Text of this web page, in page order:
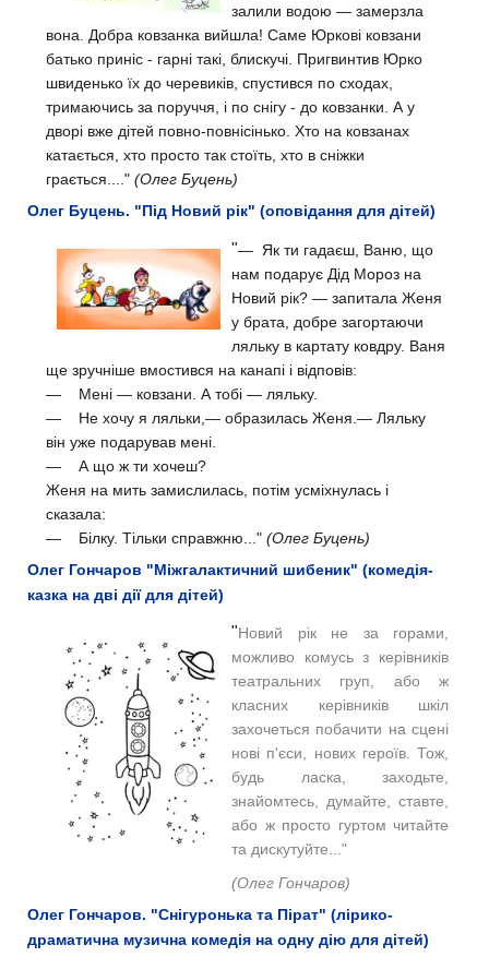
залили водою — замерзла
вона. Добра ковзанка вийшла! Саме Юркові ковзани
батько приніс - гарні такі, блискучі. Пригвинтив Юрко
швиденько їх до черевиків, спустився по сходах,
тримаючись за поруччя, і по снігу - до ковзанки. А у
дворі вже дітей повно-повнісінько. Хто на ковзанах
катається, хто просто так стоїть, хто в сніжки
грається...." (Олег Буцень)
Олег Буцень. "Під Новий рік" (оповідання для дітей)
"— Як ти гадаєш, Ваню, що
нам подарує Дід Мороз на
Новий рік? — запитала Женя
у брата, добре загортаючи
ляльку в картату ковдру. Ваня
ще зручніше вмостився на канапі і відповів:
— Мені — ковзани. А тобі — ляльку.
— Не хочу я ляльки,— образилась Женя.— Ляльку
він уже подарував мені.
— А що ж ти хочеш?
Женя на мить замислилась, потім усміхнулась і
сказала:
— Білку. Тільки справжню..." (Олег Буцень)
Олег Гончаров "Міжгалактичний шибеник" (комедія-
казка на дві дії для дітей)
"Новий рік не за горами,
можливо комусь з керівників
театральних груп, або ж
класних керівників шкіл
захочеться побачити на сцені
нові п'єси, нових героїв. Тож,
будь ласка, заходьте,
знайомтесь, думайте, ставте,
або ж просто гуртом читайте
та дискутуйте..."
(Олег Гончаров)
Олег Гончаров. "Снігуронька та Пірат" (лірико-
драматична музична комедія на одну дію для дітей)